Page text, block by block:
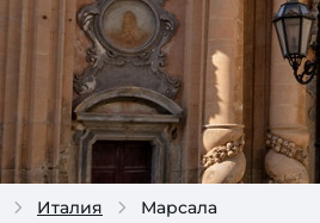
Италия Марсала